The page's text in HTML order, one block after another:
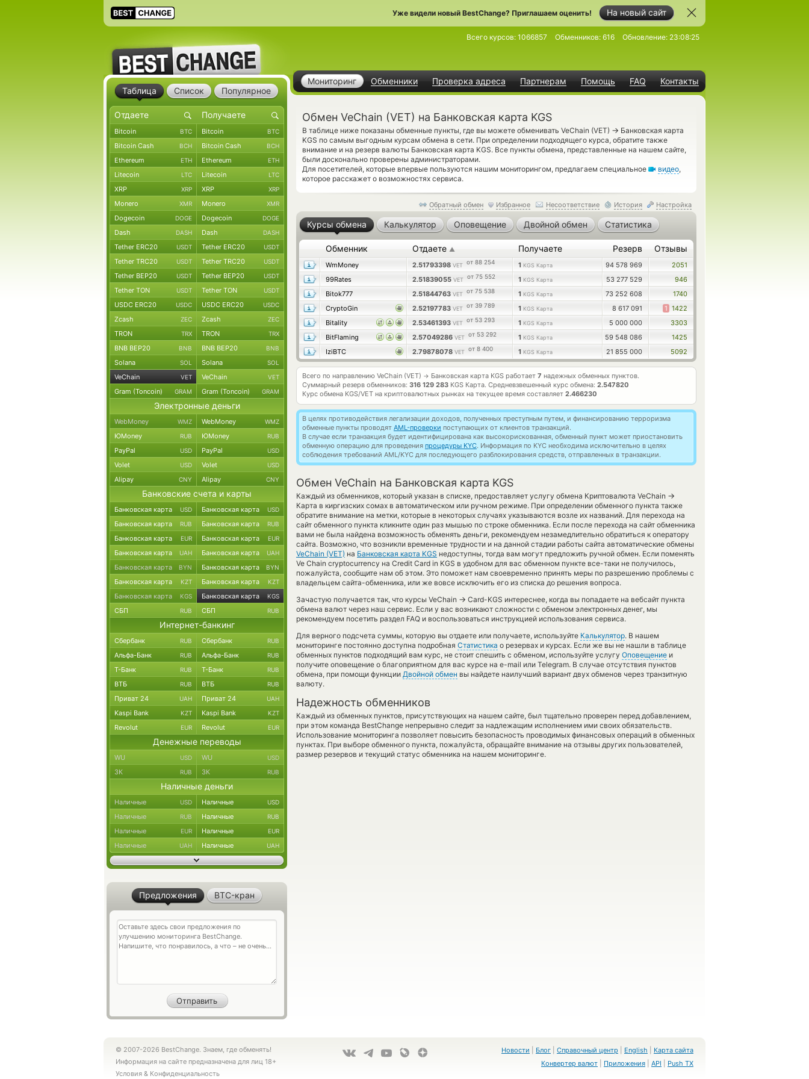
На новый сайт
Уже видели новый BestChange? Приглашаем оценить!
Мониторинг Обменники Проверка адреса Партнерам Помощь FAQ Контакты
Всего курсов: 1066857 Обменников: 616 Обновление: 23:08:25
Обмен VeChain (VET) на Банковская карта KGS
В таблице ниже показаны обменные пункты, где вы можете обменивать VeChain (VET) → Банковская карта
KGS по самым выгодным курсам обмена в сети. При определении подходящего курса, обратите также
внимание и на резерв валюты Банковская карта KGS. Все пункты обмена, представленные на нашем сайте,
были досконально проверены администраторами.
Для посетителей, которые впервые пользуются нашим мониторингом, предлагаем специальное
видео,
которое расскажет о возможностях сервиса.
Обратный обмен Избранное Несоответствие История Настройка
Курсы обмена Калькулятор Оповещение Двойной обмен Статистика
Обменник Отдаете ▲ Получаете Резерв Отзывы
WmMoney 2.51793398 VET от 88 254 1 KGS Карта 94 578 969
2051
99Rates
2.51839055 VET от 75 552 1 KGS Карта 53 277 529
946
Bitok777
2.51844763 VET от 75 538 1 KGS Карта 73 252 608
1740
CryptoGin
2.52197783 VET от 39 789 1 KGS Карта 8 617 091 1 1422
Bitality
2.53461393 VET от 53 293 1 KGS Карта 5 000 000
3303
BitFlaming
2.57049286 VET от 53 292 1 KGS Карта 59 548 086
1425
IziBTC
2.79878078 VET от 8 400 1 KGS Карта 21 855 000 5092
Всего по направлению VeChain (VET) → Банковская карта KGS работает 7 надежных обменных пунктов.
Суммарный резерв обменников: 316 129 283 KGS Карта. Средневзвешенный курс обмена: 2.547820
Курс обмена KGS/VET на криптовалютных рынках на текущее время составляет 2.466230
В целях противодействия легализации доходов, полученных преступным путем, и финансированию терроризма
обменные пункты проводят AML-проверки поступающих от клиентов транзакций.
В случае если транзакция будет идентифицирована как высокорискованная, обменный пункт может приостановить
обменную операцию для проведения процедуры KYC. Информация по KYC необходима исключительно в целях
соблюдения требований AML/KYC для последующего разблокирования средств, отправленных в транзакции.
Обмен VeChain на Банковская карта KGS
Каждый из обменников, который указан в списке, предоставляет услугу обмена Криптовалюта VeChain →
Карта в киргизских сомах в автоматическом или ручном режиме. При определении обменного пункта также
обратите внимание на метки, которые в некоторых случаях указываются возле их названий. Для перехода на
сайт обменного пункта кликните один раз мышью по строке обменника. Если после перехода на сайт обменника
вами не была найдена возможность обменять деньги, рекомендуем незамедлительно обратиться к оператору
сайта. Возможно, что возникли временные трудности и на данной стадии работы сайта автоматические обмены
VeChain (VET) на Банковская карта KGS недоступны, тогда вам могут предложить ручной обмен. Если поменять
Ve Chain cryptocurrency на Credit Card in KGS в удобном для вас обменном пункте все-таки не получилось,
пожалуйста, сообщите нам об этом. Это поможет нам своевременно принять меры по разрешению проблемы с
владельцем сайта-обменника, или же вовсе исключить его из списка до решения вопроса.
Зачастую получается так, что курсы VeChain → Card-KGS интереснее, когда вы попадаете на вебсайт пункта
обмена валют через наш сервис. Если у вас возникают сложности с обменом электронных денег, мы
рекомендуем посетить раздел FAQ и воспользоваться инструкцией использования сервиса.
Для верного подсчета суммы, которую вы отдаете или получаете, используйте Калькулятор. В нашем
мониторинге постоянно доступна подробная Статистика о резервах и курсах. Если же вы не нашли в таблице
обменных пунктов подходящий вам курс, не стоит спешить с обменом, используйте услугу Оповещение и
получите оповещение о благоприятном для вас курсе на e-mail или Telegram. В случае отсутствия пунктов
обмена, при помощи функции Двойной обмен вы найдете наилучший вариант двух обменов через транзитную
валюту.
Надежность обменников
Каждый из обменных пунктов, присутствующих на нашем сайте, был тщательно проверен перед добавлением,
при этом команда BestChange непрерывно следит за надлежащим исполнением ими своих обязательств.
Использование мониторинга позволяет повысить безопасность проводимых финансовых операций в обменных
пунктах. При выборе обменного пункта, пожалуйста, обращайте внимание на отзывы других пользователей,
размер резервов и текущий статус обменника на нашем мониторинге.
Таблица Список Популярное
Bitcoin BTC Bitcoin BTC
Bitcoin Cash BCH Bitcoin Cash BCH
Ethereum ETH Ethereum ETH
Litecoin LTC Litecoin LTC
XRP XRP XRP XRP
Monero XMR Monero XMR
Dogecoin DOGE Dogecoin DOGE
Dash DASH Dash DASH
Tether ERC20 USDT Tether ERC20 USDT
Tether TRC20 USDT Tether TRC20 USDT
Tether BEP20 USDT Tether BEP20 USDT
Tether TON USDT Tether TON USDT
USDC ERC20 USDC USDC ERC20 USDC
Zcash ZEC Zcash ZEC
TRON TRX TRON TRX
BNB BEP20 BNB BNB BEP20 BNB
Solana SOL Solana SOL
VeChain VET VeChain VET
Gram (Toncoin) GRAM Gram (Toncoin) GRAM
Электронные деньги
WebMoney WMZ WebMoney WMZ
ЮMoney RUB ЮMoney RUB
PayPal USD PayPal USD
Volet USD Volet USD
Alipay CNY Alipay CNY
Банковские счета и карты
Банковская карта USD Банковская карта USD
Банковская карта RUB Банковская карта RUB
Банковская карта EUR Банковская карта EUR
Банковская карта UAH Банковская карта UAH
Банковская карта BYN Банковская карта BYN
Банковская карта KZT Банковская карта KZT
Банковская карта KGS Банковская карта KGS
СБП RUB СБП RUB
Интернет-банкинг
Сбербанк RUB Сбербанк RUB
Альфа-Банк RUB Альфа-Банк RUB
Т-Банк RUB Т-Банк RUB
ВТБ RUB ВТБ RUB
Приват 24 UAH Приват 24 UAH
Kaspi Bank KZT Kaspi Bank KZT
Revolut EUR Revolut EUR
Денежные переводы
WU USD WU USD
ЗК RUB ЗК RUB
Наличные деньги
Наличные USD Наличные USD
Наличные RUB Наличные RUB
Наличные EUR Наличные EUR
Наличные UAH Наличные UAH
Предложения BTC-кран
© 2007-2026 BestChange. Знаем, где обменять!
Информация на сайте предназначена для лиц 18+
Условия & Конфиденциальность
Новости Блог Справочный центр English
Карта сайта
Конвертер валют
Приложения API Push TX